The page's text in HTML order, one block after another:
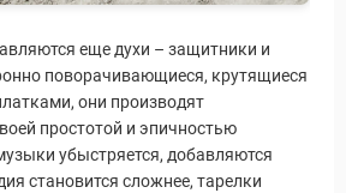
еще духи – защитники и
поворачивающиеся, крутящиеся
они производят
простотой и эпичностью
убыстряется, добавляются
становится сложнее, тарелки